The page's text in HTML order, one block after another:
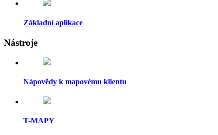
Základní aplikace
Nástroje
Nápovědy k mapovému klientu
T-MAPY